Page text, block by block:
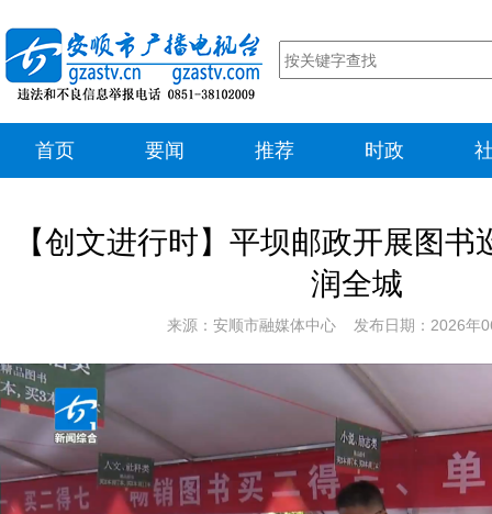
首页 要闻 推荐 时政
【创文进行时】平坝邮政开展图
润全城
来源：安顺市融媒体中心 发布日期：2026年